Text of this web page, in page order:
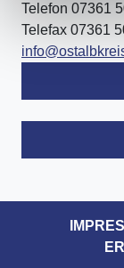
Telefon 07361
Telefax 07361